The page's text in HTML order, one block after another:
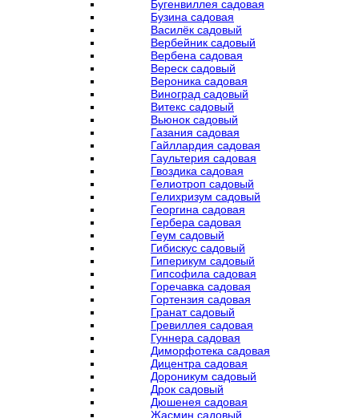
Бугенвиллея садовая
Бузина садовая
Василёк садовый
Вербейник садовый
Вербена садовая
Вереск садовый
Вероника садовая
Виноград садовый
Витекс садовый
Вьюнок садовый
Газания садовая
Гайллардия садовая
Гаультерия садовая
Гвоздика садовая
Гелиотроп садовый
Гелихризум садовый
Георгина садовая
Гербера садовая
Геум садовый
Гибискус садовый
Гиперикум садовый
Гипсофила садовая
Горечавка садовая
Гортензия садовая
Гранат садовый
Гревиллея садовая
Гуннера садовая
Диморфотека садовая
Дицентра садовая
Дороникум садовый
Дрок садовый
Дюшенея садовая
Жасмин садовый